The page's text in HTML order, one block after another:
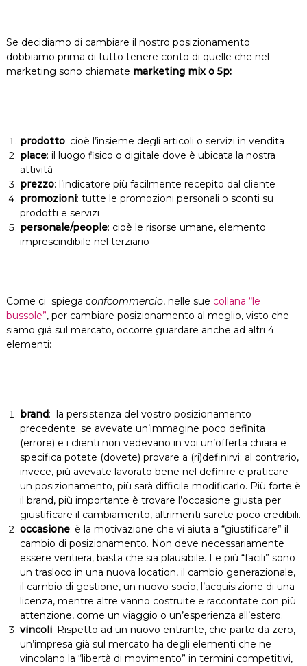
Se decidiamo di cambiare il nostro posizionamento
dobbiamo prima di tutto tenere conto di quelle che nel
marketing sono chiamate marketing mix o 5p:
prodotto: cioè l’insieme degli articoli o servizi in vendita
place: il luogo fisico o digitale dove è ubicata la nostra
attività
prezzo: l’indicatore più facilmente recepito dal cliente
promozioni: tutte le promozioni personali o sconti su
prodotti e servizi
personale/people: cioè le risorse umane, elemento
imprescindibile nel terziario
Come ci spiega confcommercio, nelle sue collana “le
bussole”, per cambiare posizionamento al meglio, visto che
siamo già sul mercato, occorre guardare anche ad altri 4
elementi:
brand: la persistenza del vostro posizionamento
precedente; se avevate un’immagine poco definita
(errore) e i clienti non vedevano in voi un’offerta chiara e
specifica potete (dovete) provare a (ri)definirvi; al contrario,
invece, più avevate lavorato bene nel definire e praticare
un posizionamento, più sarà difficile modificarlo. Più forte è
il brand, più importante è trovare l’occasione giusta per
giustificare il cambiamento, altrimenti sarete poco credibili.
occasione: è la motivazione che vi aiuta a “giustificare” il
cambio di posizionamento. Non deve necessariamente
essere veritiera, basta che sia plausibile. Le più “facili” sono
un trasloco in una nuova location, il cambio generazionale,
il cambio di gestione, un nuovo socio, l’acquisizione di una
licenza, mentre altre vanno costruite e raccontate con più
attenzione, come un viaggio o un’esperienza all’estero.
vincoli: Rispetto ad un nuovo entrante, che parte da zero,
un’impresa già sul mercato ha degli elementi che ne
vincolano la “libertà di movimento” in termini competitivi,